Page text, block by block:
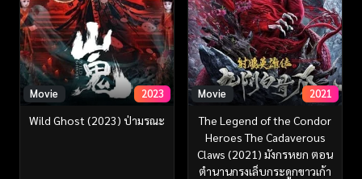
Movie 2023
Wild Ghost (2023) ป่ามรณะ
Movie 2021
The Legend of the Condor
Heroes The Cadaverous
Claws (2021) มังกรหยก ตอน
ตำนานกรงเล็บกระดูกขาวเก้า